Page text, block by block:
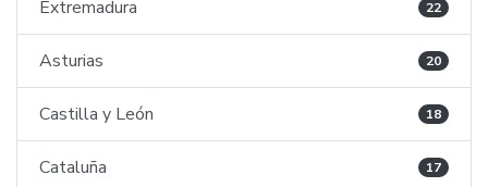
Extremadura 22
Asturias 20
Castilla y León 18
Cataluña 17